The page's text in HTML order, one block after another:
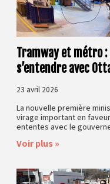
Tramway et métro
s’entendre avec
23 avril 2026
La nouvelle première
virage important en
ententes avec le
Voir plus »